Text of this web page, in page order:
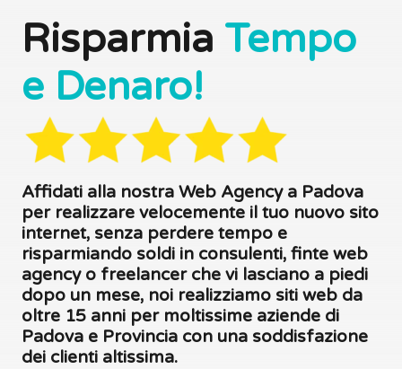
Risparmia Tempo
e Denaro!
Affidati alla nostra Web Agency a Padova
per realizzare velocemente il tuo nuovo sito
internet, senza perdere tempo e
risparmiando soldi in consulenti, finte web
agency o freelancer che vi lasciano a piedi
dopo un mese, noi realizziamo siti web da
oltre 15 anni per moltissime aziende di
Padova e Provincia con una soddisfazione
dei clienti altissima.